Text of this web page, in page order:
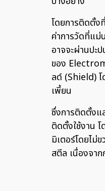
โดยการติดตั้
ค่าการวัดที่แ
อาจจะผ่านปะ
ของ
ลด์ (Shield)
เพี้ยน
ซึ่งการติดตั้งแ
ติดตั้งใช้งาน
มิเตอร์โดยไม่
สตีล เนื่องจา